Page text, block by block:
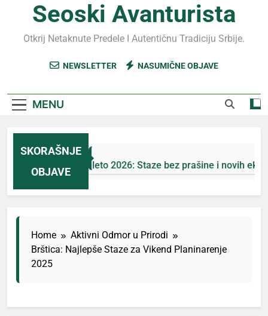
Seoski Avanturista
Otkrij Netaknute Predele I Autentičnu Tradiciju Srbije.
NEWSLETTER NASUMIČNE OBJAVE
MENU
SKORAŠNJE
OBJAVE
Jahorina leto 2026: Staze bez prašine i novih eko-taksi
Home
Aktivni Odmor u Prirodi
Brštica: Najlepše Staze za Vikend Planinarenje
2025